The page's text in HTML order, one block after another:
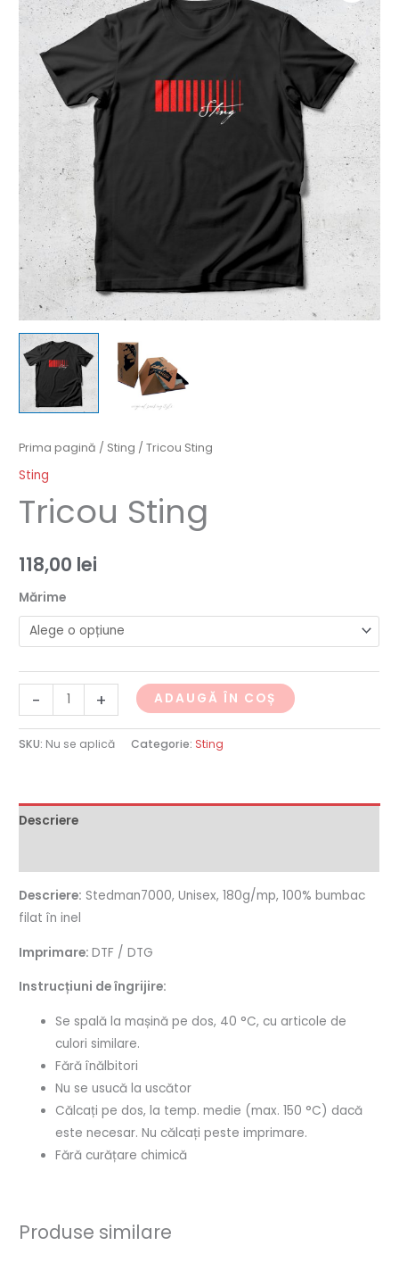
Prima pagină / Sting / Tricou Sting
Sting
Tricou Sting
118,00 lei
Mărime
-
Sting
+ ADAUGĂ ÎN COȘ
SKU: Nu se aplică Categorie: Sting
Descriere
Descriere: Stedman7000, Unisex, 180g/mp, 100% bumbac
filat în inel
Imprimare:DTF / DTG
Instrucțiuni de îngrijire:
Se spală la mașină pe dos, 40 °C, cu articole de
culori similare.
Fără înălbitori
Nu se usucă la uscător
Călcați pe dos, la temp. medie (max. 150 °C) dacă
este necesar. Nu călcați peste imprimare.
Fără curățare chimică
Produse similare